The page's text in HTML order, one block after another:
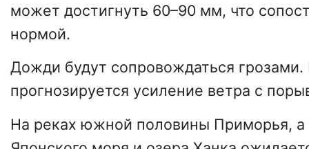
может достигнуть 60–90 мм, что
нормой.
Дожди будут сопровождаться
прогнозируется усиление ветра с
На реках южной половины Приморья, а